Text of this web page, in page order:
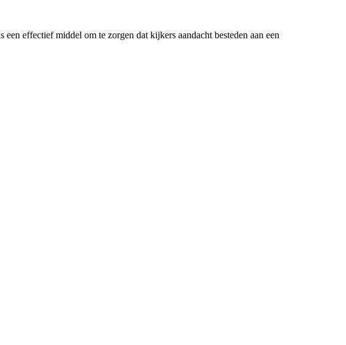
effectief middel om te zorgen dat kijkers aandacht besteden aan een